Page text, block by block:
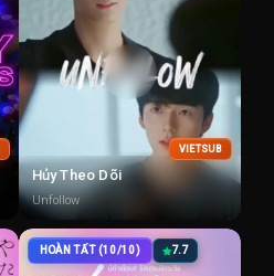
VIETSUB
Hủy Theo Dõi
Unfollow
HOÀN TẤT (10/10) 7.7